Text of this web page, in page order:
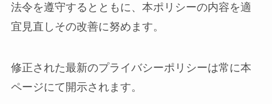
法令を遵守するとともに、本ポリシーの内容を適
宜見直しその改善に努めます。
修正された最新のプライバシーポリシーは常に本
ページにて開示されます。